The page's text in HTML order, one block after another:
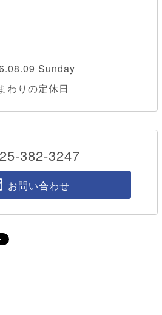
Sunday
わりの定休日
382-3247
お問い合わせ